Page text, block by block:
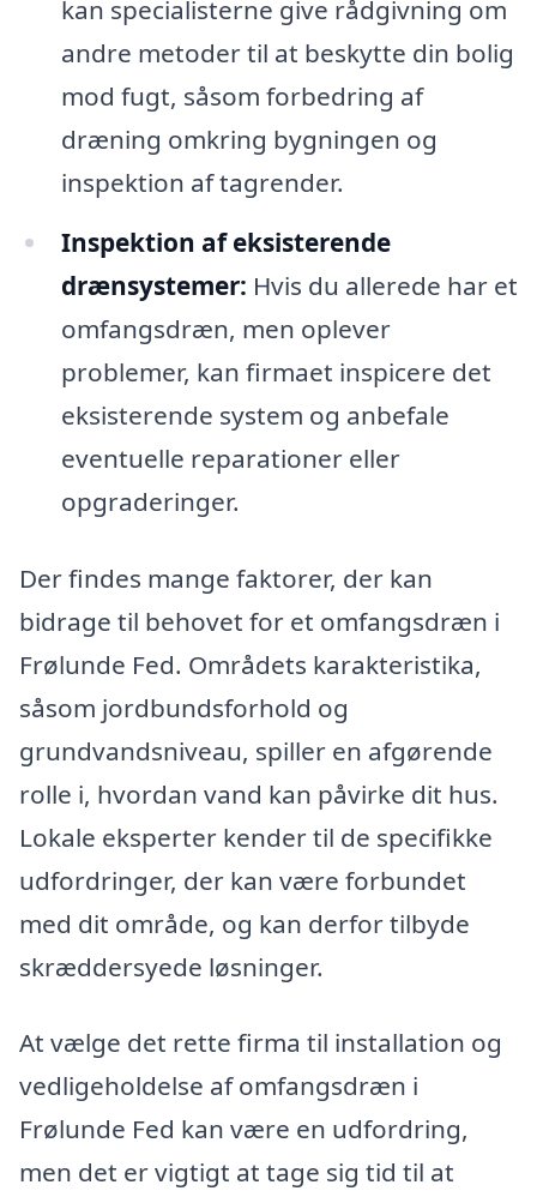
kan specialisterne give rådgivning om
andre metoder til at beskytte din bolig
mod fugt, såsom forbedring af
dræning omkring bygningen og
inspektion af tagrender.
Inspektion af eksisterende
drænsystemer: Hvis du allerede har et
omfangsdræn, men oplever
problemer, kan firmaet inspicere det
eksisterende system og anbefale
eventuelle reparationer eller
opgraderinger.
Der findes mange faktorer, der kan
bidrage til behovet for et omfangsdræn i
Frølunde Fed. Områdets karakteristika,
såsom jordbundsforhold og
grundvandsniveau, spiller en afgørende
rolle i, hvordan vand kan påvirke dit hus.
Lokale eksperter kender til de specifikke
udfordringer, der kan være forbundet
med dit område, og kan derfor tilbyde
skræddersyede løsninger.
At vælge det rette firma til installation og
vedligeholdelse af omfangsdræn i
Frølunde Fed kan være en udfordring,
men det er vigtigt at tage sig tid til at